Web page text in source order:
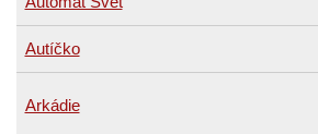
Autíčko
Arkádie